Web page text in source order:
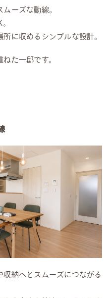
ーズな動線。
に収めるシンプルな設計。
た一邸です。
納へとスムーズにつながる